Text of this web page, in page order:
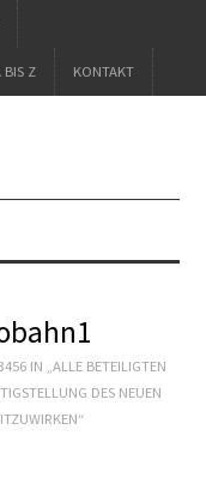
BIS Z KONTAKT
IN „ALLE BETEILIGTEN
DES NEUEN